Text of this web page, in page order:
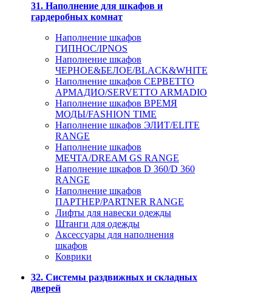
31. Наполнение для шкафов и
гардеробных комнат
Наполнение шкафов
ГИПНОС/IPNOS
Наполнение шкафов
ЧЕРНОЕ&БЕЛОЕ/BLACK&WHITE
Наполнение шкафов СЕРВЕТТО
АРМАДИО/SERVETTO ARMADIO
Наполнение шкафов ВРЕМЯ
МОДЫ/FASHION TIME
Наполнение шкафов ЭЛИТ/ELITE
RANGE
Наполнение шкафов
МЕЧТА/DREAM GS RANGE
Наполнение шкафов D 360/D 360
RANGE
Наполнение шкафов
ПАРТНЕР/PARTNER RANGE
Лифты для навески одежды
Штанги для одежды
Аксессуары для наполнения
шкафов
Коврики
32. Системы раздвижных и складных
дверей